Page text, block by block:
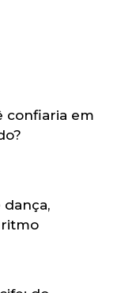
confiaria em
dança,
ritmo